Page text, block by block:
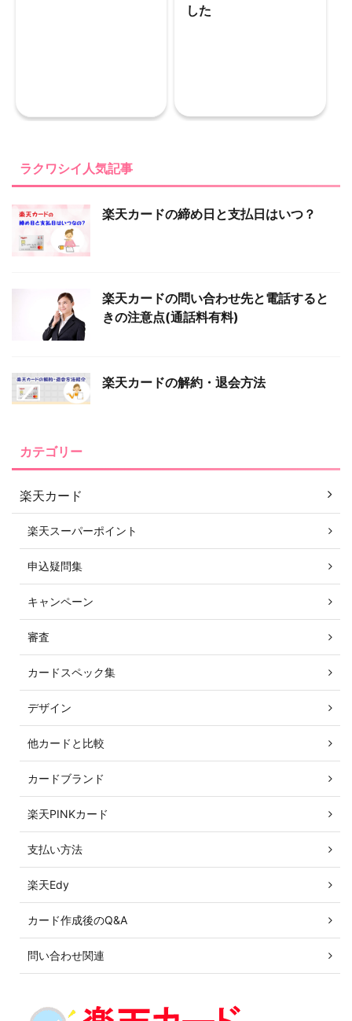
した
ラクワシイ人気記事
楽天カードの締め日と支払日はいつ？
楽天カードの問い合わせ先と電話すると
きの注意点(通話料有料)
楽天カードの解約・退会方法
カテゴリー
楽天カード
楽天スーパーポイント
申込疑問集
キャンペーン
審査
カードスペック集
デザイン
他カードと比較
カードブランド
楽天PINKカード
支払い方法
楽天Edy
カード作成後のQ&A
問い合わせ関連